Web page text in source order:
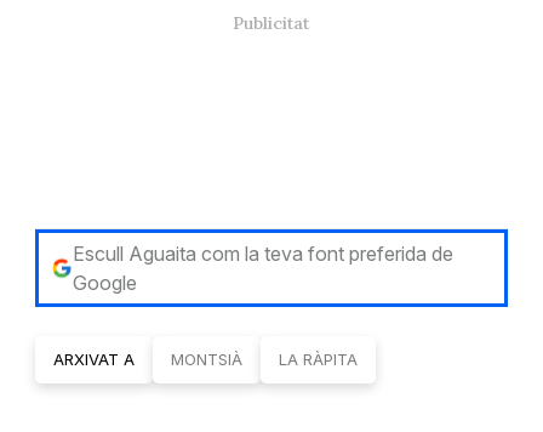
Escull Aguaita com la teva font preferida de
Google
ARXIVAT A MONTSIÀ LA RÀPITA